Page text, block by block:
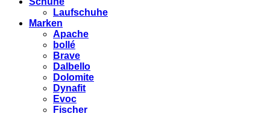
Laufschuhe
Marken
Apache
bollé
Brave
Dalbello
Dolomite
Dynafit
Evoc
Fischer